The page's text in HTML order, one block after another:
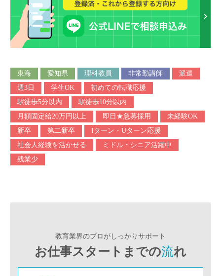
東海 愛知県 理科教員 非常勤講師
派遣
週3日
学生OK
初めての転職応援
駅徒歩5分以内
駅徒歩10分以内
月額固定給20万円以上
即日★急募採用
未経験OK
新卒
第二新卒
Iターン・Uターン応援
社会人経験を活かせる
ミドル・シニア活躍中
残業少
教育業界のプロがしっかりサポート
お仕事スタートまでの流れ